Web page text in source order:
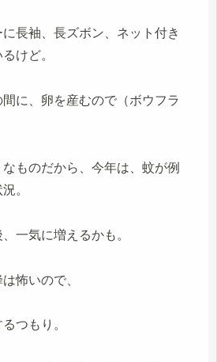
長袖、長ズボン、ネット付き
けど。
間に、卵を産むので（ボウフラ
ものだから、今年は、蚊が例
。
一気に増えるかも。
怖いので、
つもり。